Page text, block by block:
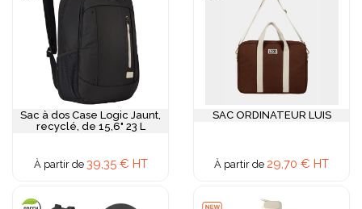
Sac à dos Case Logic Jaunt,
recyclé, de 15,6" 23 L
À partir de 39,35 € HT
SAC ORDINATEUR LUIS
À partir de 29,70 € HT